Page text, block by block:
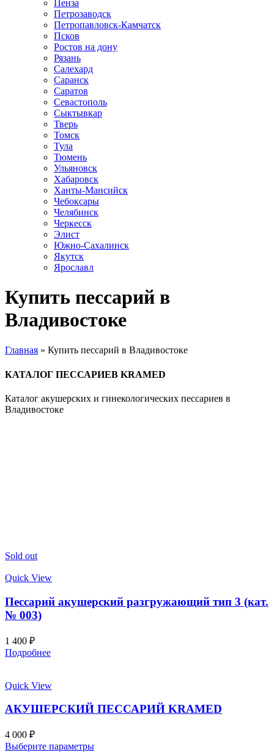
Пенза
Петрозаводск
Петропавловск-Камчатск
Псков
Ростов на дону
Рязань
Салехард
Саранск
Саратов
Севастополь
Сыктывкар
Тверь
Томск
Тула
Тюмень
Ульяновск
Хабаровск
Ханты-Мансийск
Чебоксары
Челябинск
Черкесск
Элист
Южно-Сахалинск
Якутск
Ярославл
Купить пессарий в
Владивостоке
Главная » Купить пессарий в Владивостоке
КАТАЛОГ ПЕССАРИЕВ KRAMED
Каталог акушерских и гинекологических пессариев в
Владивостоке
Sold out
Quick View
Пессарий акушерский разгружающий тип 3 (кат.
№ 003)
1 400 ₽
Подробнее
Quick View
АКУШЕРСКИЙ ПЕССАРИЙ KRAMED
4 000 ₽
Выберите параметры